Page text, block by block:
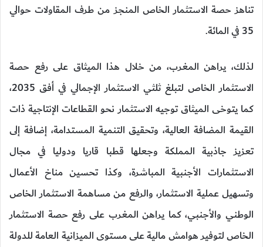
تناهز حصة الاستثمار الخاص المنجز من طرف المقاولات حوالي
35 في المائة.
لذلك، يراهن المغرب، من خلال هذا الميثاق على رفع حصة
الاستثمار الخاص لتبلغ ثلثي الاستثمار الإجمالي في أفق 2035،
كما يتوخى الميثاق توجيه الاستثمار نحو القطاعات الإنتاجية ذات
القيمة المضافة العالية، وتحقيق التنمية المستدامة، إضافة إلى
تعزيز جاذبية المملكة وجعلها قطبا قاريا ودوليا في مجال
الاستثمارات الأجنبية المباشرة، وكذا تحسين مناخ الأعمال
وتسهيل عملية الاستثمار، والرفع من مساهمة الاستثمار الخاص
الوطني والأجنبي، كما يراهن المغرب على رفع حصة الاستثمار
الخاص لتوفير هوامش مالية على مستوى الميزانية العامة للدولة